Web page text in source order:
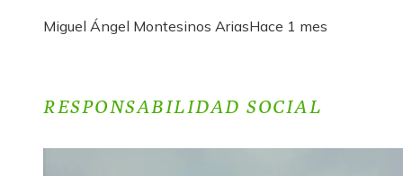
Miguel Ángel Montesinos AriasHace 1 mes
RESPONSABILIDAD SOCIAL